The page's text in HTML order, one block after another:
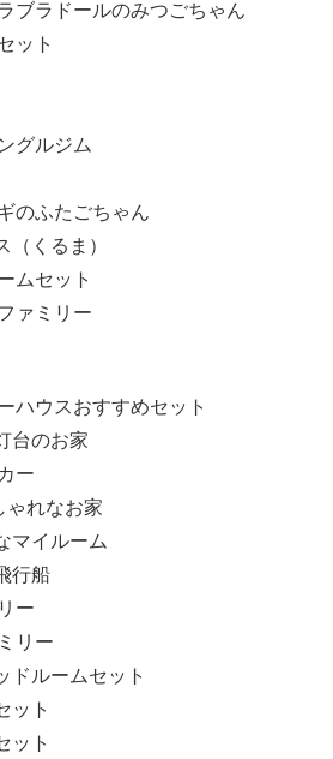
ブラドールのみつごちゃん
ット
グルジム
のふたごちゃん
くるま）
ムセット
ァミリー
ハウスおすすめセット
台のお家
ー
れなお家
マイルーム
行船
ー
リー
ドルームセット
ット
ット